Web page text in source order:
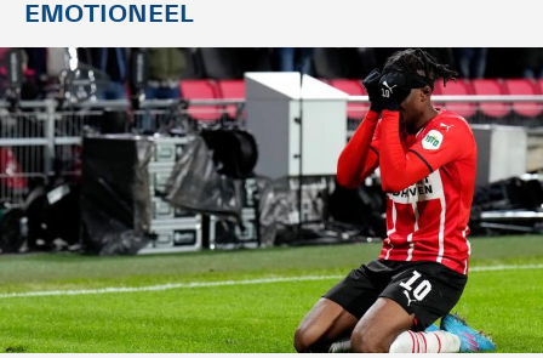
Rinus
De online assistent voor alle
jeugdtrainers van Nederland.
KNVB Campus
Voor de teams van morgen.
EMOTIONEEL